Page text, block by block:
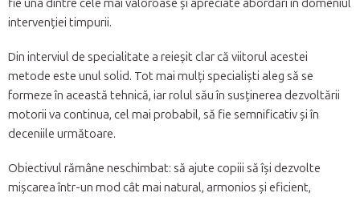
fie una dintre cele mai valoroase și apreciate abordări în domeniul
intervenției timpurii.
Din interviul de specialitate a reieșit clar că viitorul acestei
metode este unul solid. Tot mai mulți specialiști aleg să se
formeze în această tehnică, iar rolul său în susținerea dezvoltării
motorii va continua, cel mai probabil, să fie semnificativ și în
deceniile următoare.
Obiectivul rămâne neschimbat: să ajute copiii să își dezvolte
mișcarea într-un mod cât mai natural, armonios și eficient,